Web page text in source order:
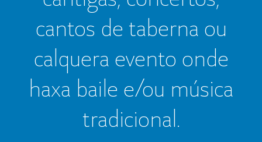
cantos de taberna ou
calquera evento onde
haxa baile e/ou música
tradicional.